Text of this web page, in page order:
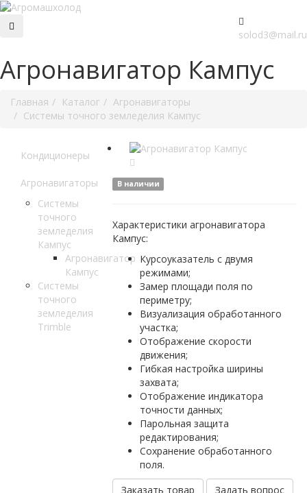
solod3@mail.ru
Агронавигатор Кампус
Главная Каталог
Агронавигаторы
Системы точного земледелия Кампус
Кондиционеры
Агронавигаторы
Системы
точного
земледелия
Кампус
Агронавигатор
Кампус
Системы
точного
земледелия
Trimble
В наличии
Характеристики агронавигатора
Кампус:
Курсоуказатель с двумя
режимами;
Замер площади поля по
периметру;
Визуализация обработанного
участка;
Отображение скорости
движения;
Гибкая настройка ширины
захвата;
Отображение индикатора
точности данных;
Парольная защита
редактирования;
Сохранение обработанного
поля.
Заказать товар
Задать вопрос